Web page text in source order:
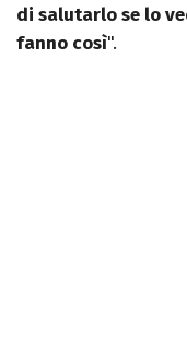
di salutarlo se lo
fanno così".